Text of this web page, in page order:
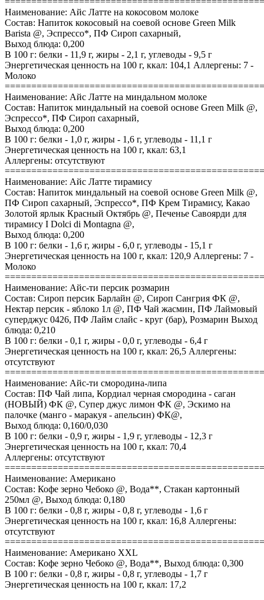
Наименование: Айс Латте на кокосовом молоке
Состав: Напиток кокосовый на соевой основе Green Milk
Barista @, Эспрессо*, ПФ Сироп сахарный,
Выход блюда: 0,200
В 100 г: белки - 11,9 г, жиры - 2,1 г, углеводы - 9,5 г
Энергетическая ценность на 100 г, ккал: 104,1 Аллергены: 7 -
Молоко
Наименование: Айс Латте на миндальном молоке
Состав: Напиток миндальный на соевой основе Green Milk @,
Эспрессо*, ПФ Сироп сахарный,
Выход блюда: 0,200
В 100 г: белки - 1,0 г, жиры - 1,6 г, углеводы - 11,1 г
Энергетическая ценность на 100 г, ккал: 63,1
Аллергены: отсутствуют
Наименование: Айс Латте тирамису
Состав: Напиток миндальный на соевой основе Green Milk @,
ПФ Сироп сахарный, Эспрессо*, ПФ Крем Тирамису, Какао
Золотой ярлык Красный Октябрь @, Печенье Савоярди для
тирамису I Dolci di Montagna @,
Выход блюда: 0,200
В 100 г: белки - 1,6 г, жиры - 6,0 г, углеводы - 15,1 г
Энергетическая ценность на 100 г, ккал: 120,9 Аллергены: 7 -
Молоко
Наименование: Айс-ти персик розмарин
Состав: Сироп персик Барлайн @, Сироп Сангрия ФК @,
Нектар персик - яблоко 1л @, ПФ Чай жасмин, ПФ Лаймовый
суперджус 0426, ПФ Лайм слайс - круг (бар), Розмарин Выход
блюда: 0,210
В 100 г: белки - 0,1 г, жиры - 0,0 г, углеводы - 6,4 г
Энергетическая ценность на 100 г, ккал: 26,5 Аллергены:
отсутствуют
Наименование: Айс-ти смородина-липа
Состав: ПФ Чай липа, Кордиал черная смородина - саган
(НОВЫЙ) ФК @, Супер джус лимон ФК @, Эскимо на
палочке (манго - маракуя - апельсин) ФК@,
Выход блюда: 0,160/0,030
В 100 г: белки - 0,9 г, жиры - 1,9 г, углеводы - 12,3 г
Энергетическая ценность на 100 г, ккал: 70,4
Аллергены: отсутствуют
Наименование: Американо
Состав: Кофе зерно Чебоко @, Вода**, Стакан картонный
250мл @, Выход блюда: 0,180
В 100 г: белки - 0,8 г, жиры - 0,8 г, углеводы - 1,6 г
Энергетическая ценность на 100 г, ккал: 16,8 Аллергены:
отсутствуют
Наименование: Американо XXL
Состав: Кофе зерно Чебоко @, Вода**, Выход блюда: 0,300
В 100 г: белки - 0,8 г, жиры - 0,8 г, углеводы - 1,7 г
Энергетическая ценность на 100 г, ккал: 17,2